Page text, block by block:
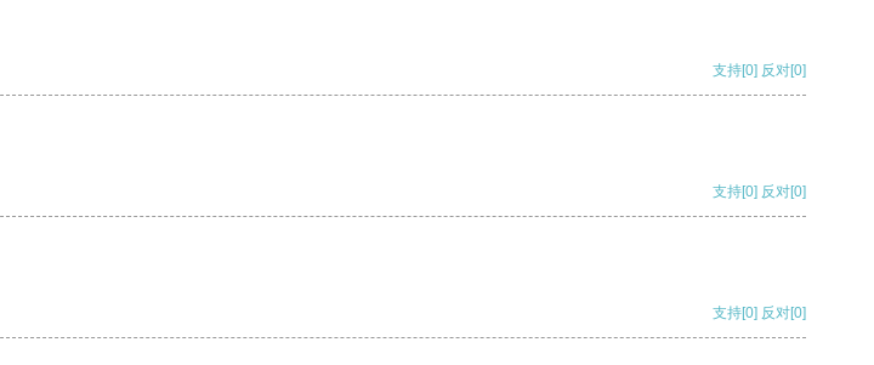
支持[0] 反对[0]
支持[0] 反对[0]
支持[0] 反对[0]